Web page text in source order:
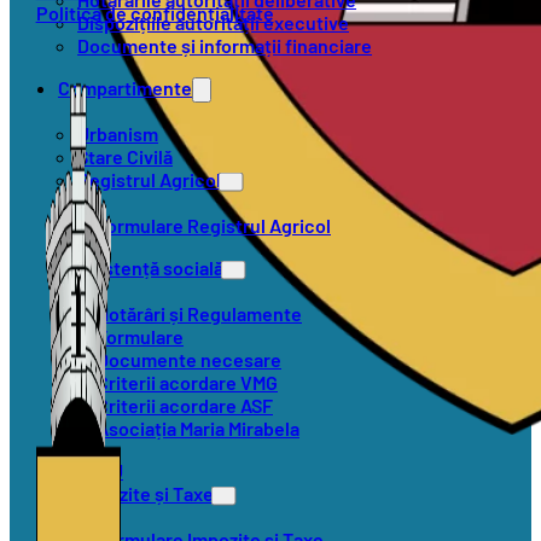
Dispozițiile autorității executive
Documente și informații financiare
Compartimente
Urbanism
Stare Civilă
Registrul Agricol
Formulare Registrul Agricol
Asistență socială
Hotărâri și Regulamente
Formulare
Documente necesare
Criterii acordare VMG
Criterii acordare ASF
Asociația Maria Mirabela
SVSU
Impozite și Taxe
Politica de confidențialitate